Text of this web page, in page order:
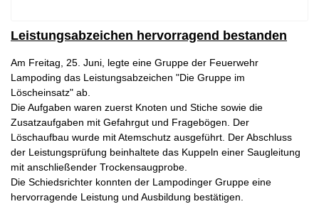
Leistungsabzeichen hervorragend bestanden
Am Freitag, 25. Juni, legte eine Gruppe der Feuerwehr
Lampoding das Leistungsabzeichen "Die Gruppe im
Löscheinsatz" ab.
Die Aufgaben waren zuerst Knoten und Stiche sowie die
Zusatzaufgaben mit Gefahrgut und Fragebögen. Der
Löschaufbau wurde mit Atemschutz ausgeführt. Der Abschluss
der Leistungsprüfung beinhaltete das Kuppeln einer Saugleitung
mit anschließender Trockensaugprobe.
Die Schiedsrichter konnten der Lampodinger Gruppe eine
hervorragende Leistung und Ausbildung bestätigen.